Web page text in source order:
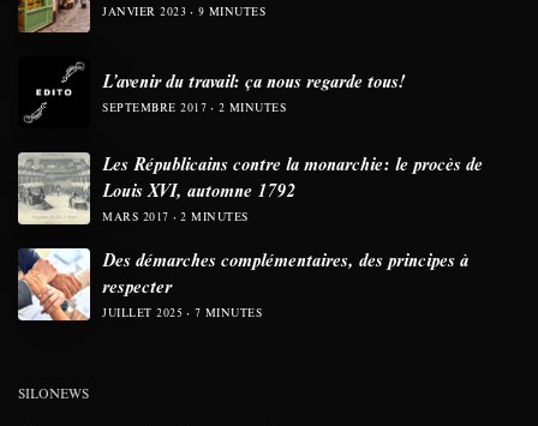
JANVIER 2023 9 MINUTES
L’avenir du travail: ça nous regarde tous!
SEPTEMBRE 2017 2 MINUTES
Les Républicains contre la monarchie: le procès de
Louis XVI, automne 1792
MARS 2017 2 MINUTES
Des démarches complémentaires, des principes à
respecter
JUILLET 2025 7 MINUTES
SILONEWS